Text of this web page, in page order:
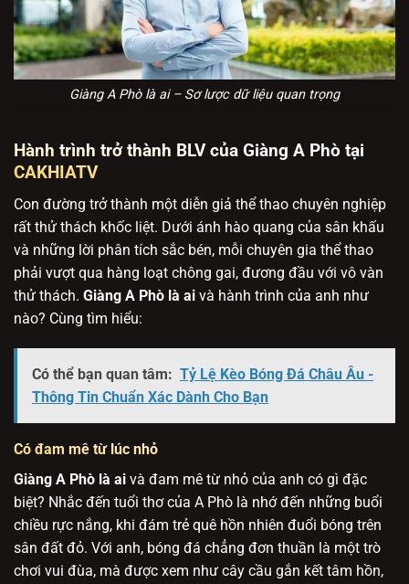
Giàng A Phò là ai – Sơ lược dữ liệu quan trọng
Hành trình trở thành BLV của Giàng A Phò tại
CAKHIATV
Con đường trở thành một diễn giả thể thao chuyên nghiệp
rất thử thách khốc liệt. Dưới ánh hào quang của sân khấu
và những lời phân tích sắc bén, mỗi chuyên gia thể thao
phải vượt qua hàng loạt chông gai, đương đầu với vô vàn
thử thách. Giàng A Phò là ai và hành trình của anh như
nào? Cùng tìm hiểu:
Có thể bạn quan tâm: Tỷ Lệ Kèo Bóng Đá Châu Âu -
Thông Tin Chuẩn Xác Dành Cho Bạn
Có đam mê từ lúc nhỏ
Giàng A Phò là ai và đam mê từ nhỏ của anh có gì đặc
biệt? Nhắc đến tuổi thơ của A Phò là nhớ đến những buổi
chiều rực nắng, khi đám trẻ quê hồn nhiên đuổi bóng trên
sân đất đỏ. Với anh, bóng đá chẳng đơn thuần là một trò
chơi vui đùa, mà được xem như cây cầu gắn kết tâm hồn,